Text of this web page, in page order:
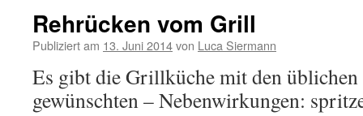
Rehrücken vom Grill
Publiziert am 13. Juni 2014von Luca Siermann
Es gibt die Grillküche mit den
gewünschten – Nebenwirkungen: